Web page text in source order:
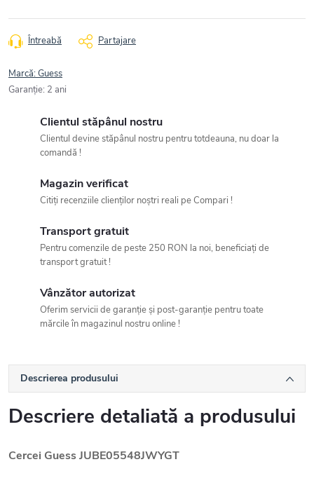
Întreabă Partajare
Marcă:Guess
Garanţie: 2 ani
Clientul stăpânul nostru
Clientul devine stăpânul nostru pentru totdeauna, nu doar la
comandă !
Magazin verificat
Citiți recenziile clienților noștri reali pe Compari !
Transport gratuit
Pentru comenzile de peste 250 RON la noi, beneficiați de
transport gratuit !
Vânzător autorizat
Oferim servicii de garanție și post-garanție pentru toate
mărcile în magazinul nostru online !
Descrierea produsului
Descriere detaliată a produsului
Cercei Guess JUBE05548JWYGT